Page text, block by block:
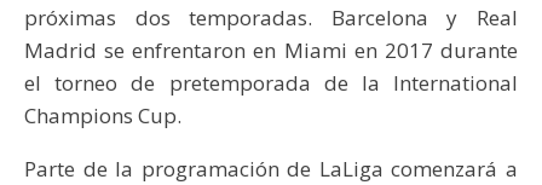
próximas dos temporadas. Barcelona y Real
Madrid se enfrentaron en Miami en 2017 durante
el torneo de pretemporada de la International
Champions Cup.
Parte de la programación de LaLiga comenzará a